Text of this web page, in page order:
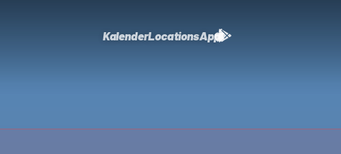
KalenderLocationsApp